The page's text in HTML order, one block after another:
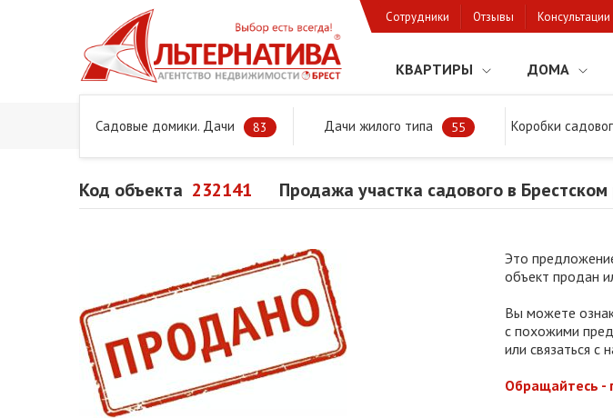
Сотрудники Отзывы Консультации
КВАРТИРЫ ДОМА
Садовые домики. Дачи 83 Дачи жилого типа 55 Коробки
Главная Предложения Дачи, садовые домики и участки Продажа участка садового
Код объекта 232141 Продажа участка садового в
Это
объект продан
Вы можете
с похожими
или связаться с
Обращайтесь -